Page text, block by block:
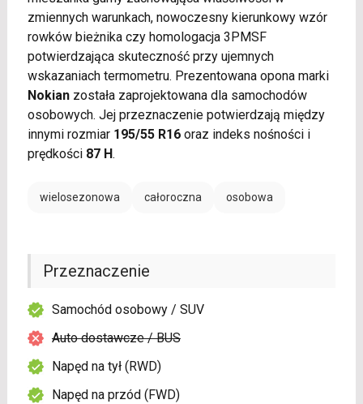
zmiennych warunkach, nowoczesny kierunkowy wzór
rowków bieżnika czy homologacja 3PMSF
potwierdzająca skuteczność przy ujemnych
wskazaniach termometru. Prezentowana opona marki
Nokianzostała zaprojektowana dla samochodów
osobowych. Jej przeznaczenie potwierdzają między
innymi rozmiar 195/55 R16oraz indeks nośności i
prędkości 87 H.
wielosezonowa całoroczna osobowa
Przeznaczenie
Samochód osobowy / SUV
Auto dostawcze / BUS
Napęd na tył (RWD)
Napęd na przód (FWD)